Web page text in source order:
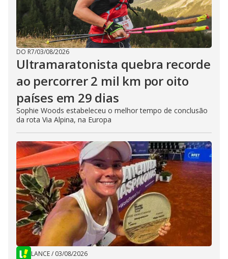
DO R7/03/08/2026
Ultramaratonista quebra recorde
ao percorrer 2 mil km por oito
países em 29 dias
Sophie Woods estabeleceu o melhor tempo de conclusão
da rota Via Alpina, na Europa
LANCE/ 03/08/2026